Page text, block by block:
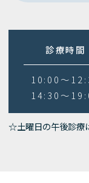
診療時間
10:00～
14:30～
☆土曜日の午後診療